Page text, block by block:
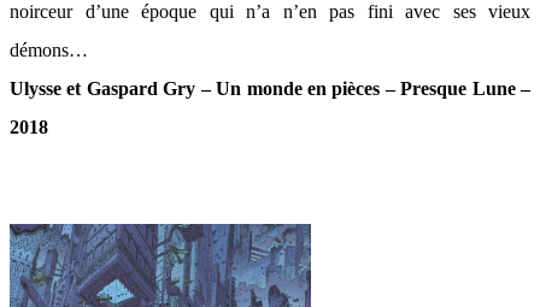
noirceur d’une époque qui n’a n’en pas fini avec ses vieux
démons…
Ulysse et Gaspard Gry – Un monde en pièces – Presque Lune –
2018